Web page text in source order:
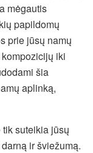
mėgautis
papildomų
prie jūsų namų
iki
šia
aplinką,
suteikia jūsų
ir šviežumą.